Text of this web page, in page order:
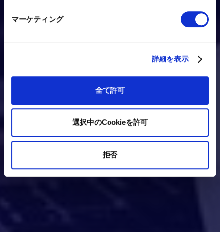
マーケティング
詳細を表示
全て許可
選択中のCookieを許可
拒否